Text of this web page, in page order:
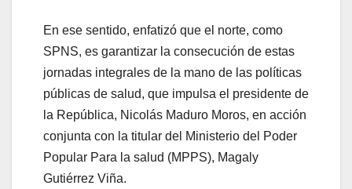
En ese sentido, enfatizó que el norte, como
SPNS, es garantizar la consecución de estas
jornadas integrales de la mano de las políticas
públicas de salud, que impulsa el presidente de
la República, Nicolás Maduro Moros, en acción
conjunta con la titular del Ministerio del Poder
Popular Para la salud (MPPS), Magaly
Gutiérrez Viña.